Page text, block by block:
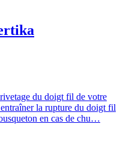
du doigt fil de votre
la rupture du doigt fil
en cas de chu…